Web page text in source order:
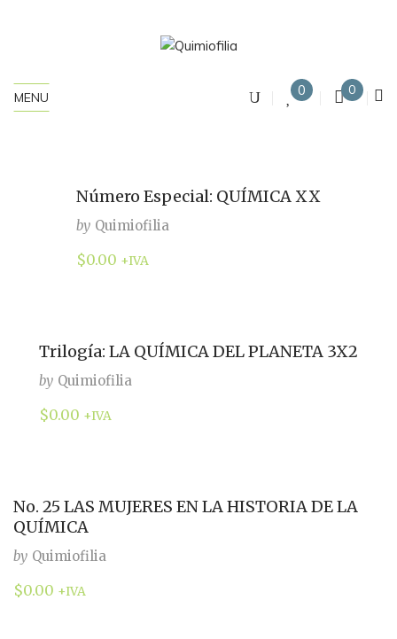
MENU 0 0
Número Especial: QUÍMICA XX
by Quimiofilia
$0.00 +IVA
Trilogía: LA QUÍMICA DEL PLANETA 3X2
by Quimiofilia
$0.00 +IVA
No. 25 LAS MUJERES EN LA HISTORIA DE LA
QUÍMICA
by Quimiofilia
$0.00 +IVA